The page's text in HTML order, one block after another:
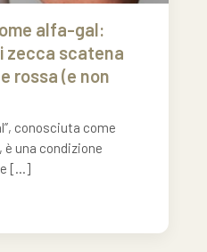
alfa-gal:
zecca scatena
rossa (e non
conosciuta come
è una condizione
[…]